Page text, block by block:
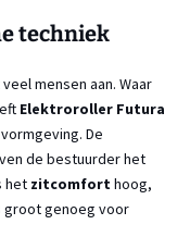
techniek
mensen aan. Waar
Elektroroller Futura
De
de bestuurder het
het zitcomforthoog,
groot genoeg voor